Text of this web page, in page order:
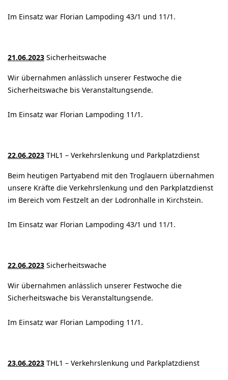
Im Einsatz war Florian Lampoding 43/1 und 11/1.
21.06.2023 Sicherheitswache
Wir übernahmen anlässlich unserer Festwoche die
Sicherheitswache bis Veranstaltungsende.
Im Einsatz war Florian Lampoding 11/1.
22.06.2023 THL1 – Verkehrslenkung und Parkplatzdienst
Beim heutigen Partyabend mit den Troglauern übernahmen
unsere Kräfte die Verkehrslenkung und den Parkplatzdienst
im Bereich vom Festzelt an der Lodronhalle in Kirchstein.
Im Einsatz war Florian Lampoding 43/1 und 11/1.
22.06.2023 Sicherheitswache
Wir übernahmen anlässlich unserer Festwoche die
Sicherheitswache bis Veranstaltungsende.
Im Einsatz war Florian Lampoding 11/1.
23.06.2023 THL1 – Verkehrslenkung und Parkplatzdienst